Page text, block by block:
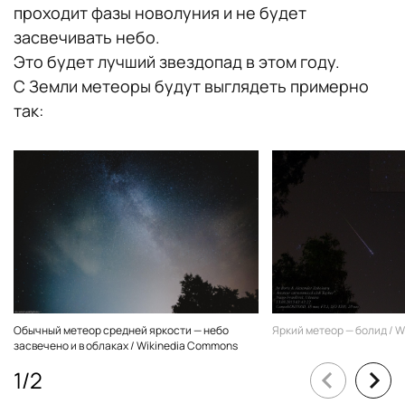
проходит фазы новолуния и не будет
засвечивать небо.
Это будет лучший звездопад в этом году.
С Земли метеоры будут выглядеть примерно
так:
Обычный метеор средней яркости — небо
засвечено и в облаках / Wikinedia Commons
Яркий метеор — болид /
1/2